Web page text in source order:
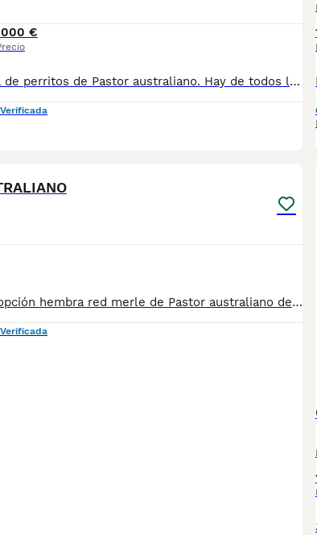
€
Preciosa camada de perritos de Pastor australiano. Hay de todos los colores. Y todos son maravillosos, de carácter equilibrado, simpáticos, sociables, cariñosos, inteligentes, dóciles, familiares, nobles. Amigables con otras mascotas, y con niños. Y súper bonitos. Se entregan vacunados, desparasitados, con microchip y con pasaporte. Los padres tienen pedigrí y están testados genéticamente. Damos también un año de garantía genética. Nuestros perros se crían en plena naturaleza, en la falda de Sierra Espuña, y en ambiente familiar y amoroso. Velamos por su bienestar en todos los niveles: salud física, emocional, sociabilidad, alimentación…Y están con la madre hasta el último momento de ser entregados con su nueva familia LA MEJOR COMPAÑÍA QUE COMPLETA UN HOGAR. Más información, al tlf 670598974 (Rosa).
Se ofrece en adopción hembra red merle de Pastor australiano de año y medio. Se entrega con sus documentos correspondientes. Pedimos solo gastos veterinarios. Se busca familia especialmente AMOROSA, CONSCIENTE, RESPONSABLE, que viva en casa con terreno y le pueda dar muy buena vida a esta perrita maravillosa. Importante vivir en el norte de España, por ser un clima ideal para ella. Más información al tlf 670598974 (Rosa)